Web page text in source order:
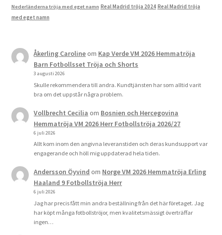
Nederländerna tröja med eget namn Real Madrid tröja 2024 Real Madrid tröja
med eget namn
Åkerling Carolineom Kap Verde VM 2026 Hemmatröja
Barn Fotbollsset Tröja och Shorts
3 augusti 2026
Skulle rekommendera till andra. Kundtjänsten har som alltid varit
bra om det uppstår några problem.
Vollbrecht Cecilia om Bosnien och Hercegovina
Hemmatröja VM 2026 Herr Fotbollströja 2026/27
6 juli 2026
Allt kom inom den angivna leveranstiden och deras kundsupport var
engagerande och höll mig uppdaterad hela tiden.
Andersson Öyvind om Norge VM 2026 Hemmatröja Erling
Haaland 9 Fotbollströja Herr
6 juli 2026
Jag har precis fått min andra beställning från det här företaget. Jag
har köpt många fotbollströjor, men kvalitetsmässigt överträffar
ingen…